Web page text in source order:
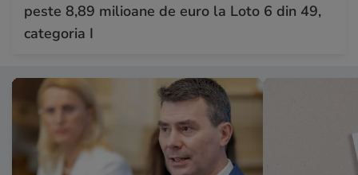
peste 8,89 milioane de euro la Loto 6 din 49,
categoria I